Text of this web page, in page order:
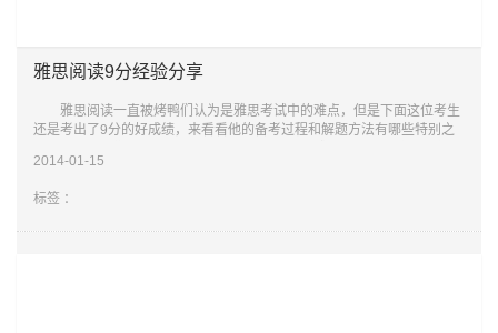
雅思阅读9分经验分享
雅思阅读一直被烤鸭们认为是雅思考试中的难点，但是下面这位考生
还是考出了9分的好成绩，来看看他的备考过程和解题方法有哪些特别之
阅读可以
2014-01-15
标签 ：